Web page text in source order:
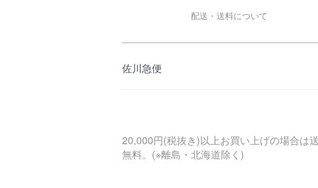
配送・送料について
佐川急便
20,000円(税抜き)以上お買い上げの場合は
無料。(※離島・北海道除く)